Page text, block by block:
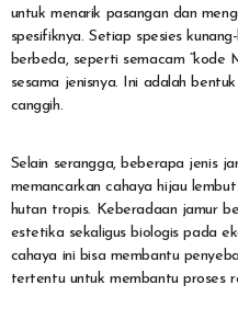
untuk menarik pasangan dan
spesifiknya. Setiap spesies
berbeda, seperti semacam “kode
sesama jenisnya. Ini adalah
canggih.
Selain serangga, beberapa jenis
memancarkan cahaya hijau
hutan tropis. Keberadaan jamur
estetika sekaligus biologis pada
cahaya ini bisa membantu
tertentu untuk membantu proses